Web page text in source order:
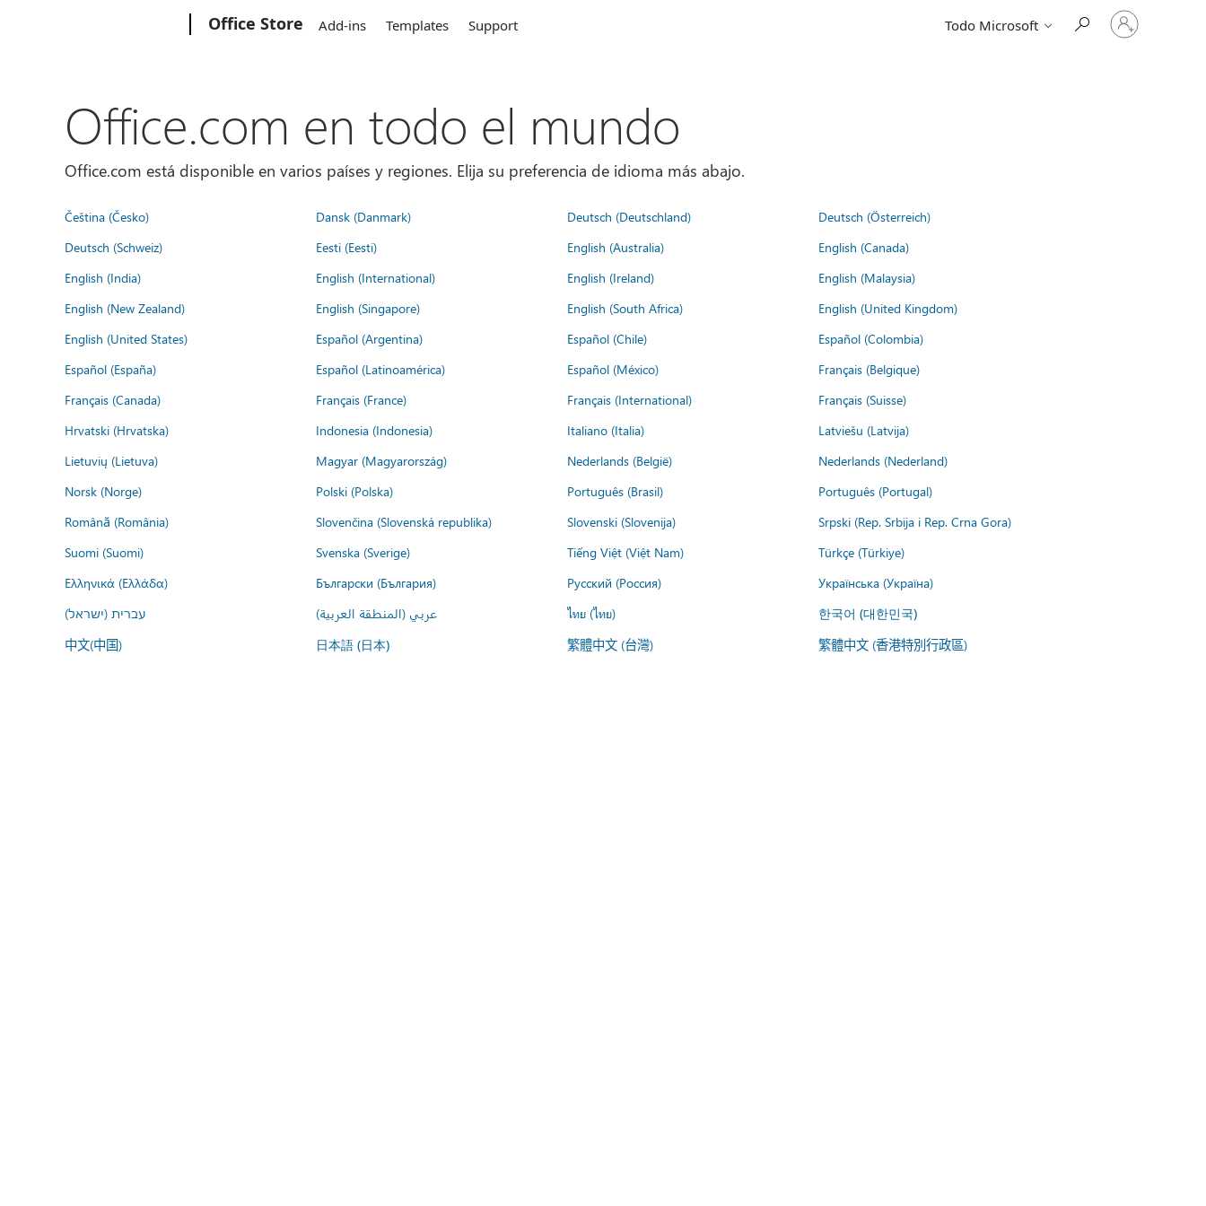
Office Store Add-ins Templates Support Todo Microsoft
Iniciar
sesión
Office.com en todo el mundo
Office.com está disponible en varios países y regiones. Elija su preferencia de idioma más abajo.
Čeština (Česko) Dansk (Danmark) Deutsch (Deutschland)
Deutsch (Österreich)
Deutsch (Schweiz)
Eesti (Eesti) English (Australia)
English (Canada)
English (India)
English (International) English (Ireland)
English (Malaysia)
English (New Zealand)
English (Singapore) English (South Africa)
English (United Kingdom)
English (United States)
Español (Argentina) Español (Chile)
Español (Colombia)
Español (España)
Español (Latinoamérica) Español (México)
Français (Belgique)
Français (Canada)
Français (France) Français (International)
Français (Suisse)
Hrvatski (Hrvatska)
Indonesia (Indonesia) Italiano (Italia)
Latviešu (Latvija)
Lietuvių (Lietuva)
Magyar (Magyarország) Nederlands (België)
Nederlands (Nederland)
Norsk (Norge)
Polski (Polska) Português (Brasil)
Português (Portugal)
Română (România)
Slovenčina (Slovenská republika) Slovenski (Slovenija)
Srpski (Rep. Srbija i Rep. Crna Gora)
Suomi (Suomi)
Svenska (Sverige) Tiếng Việt (Việt Nam)
Türkçe (Türkiye)
Ελληνικά (Ελλάδα)
Български (България) Русский (Россия)
Українська (Україна)
עברית (ישראל)
عربي (المنطقة العربية) ไทย (ไทย) 한국어 (대한민국)
中文(中国) 日本語 (日本) 繁體中文 (台灣) 繁體中文 (香港特別行政區)